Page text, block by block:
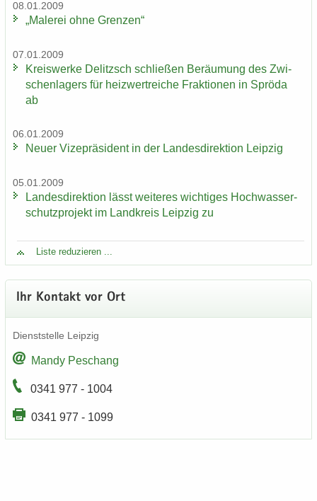
08.01.2009
„Ma­le­rei ohne Gren­zen“
07.01.2009
Kreis­wer­ke De­litzsch schlie­ßen Be­räu­mung des Zwi­
schen­la­gers für heiz­wertrei­che Frak­tio­nen in Sprö­da
ab
06.01.2009
Neuer Vi­ze­prä­si­dent in der Lan­des­di­rek­ti­on Leip­zig
05.01.2009
Lan­des­di­rek­ti­on lässt wei­te­res wich­ti­ges Hoch­was­ser­
schutz­pro­jekt im Land­kreis Leip­zig zu
Liste re­du­zie­ren ...
Ihr Kon­takt vor Ort
Dienst­stel­le Leip­zig
Mandy Peschang
0341 977 - 1004
0341 977 - 1099